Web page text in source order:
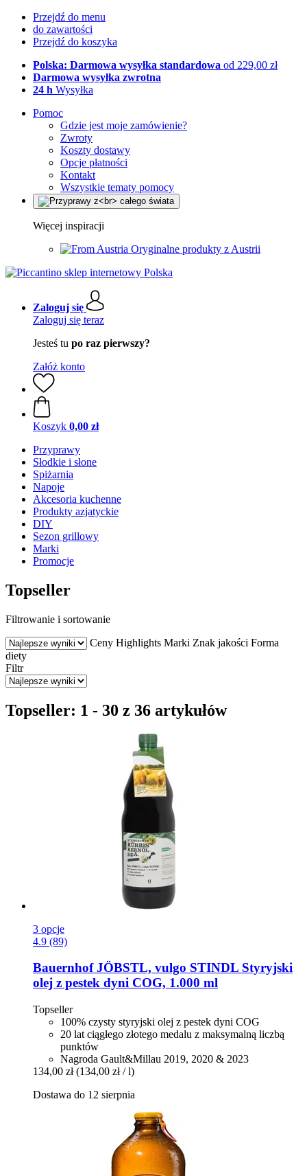
Przejdź do menu
do zawartości
Przejdź do koszyka
Polska: Darmowa wysyłka standardowa od 229,00 zł
Darmowa wysyłka zwrotna
24 h Wysyłka
Pomoc
Gdzie jest moje zamówienie?
Zwroty
Koszty dostawy
Opcje płatności
Kontakt
Wszystkie tematy pomocy
Więcej inspiracji
Oryginalne produkty z Austrii
Zaloguj się
Zaloguj się teraz
Jesteś tu po raz pierwszy?
Załóż konto
Koszyk 0,00 zł
Przyprawy
Słodkie i słone
Spiżarnia
Napoje
Akcesoria kuchenne
Produkty azjatyckie
DIY
Sezon grillowy
Marki
Promocje
Topseller
Filtrowanie i sortowanie
Ceny Highlights Marki Znak jakości Forma
diety
Filtr
Topseller: 1 - 30 z 36 artykułów
3 opcje
4.9 (89)
Bauernhof JÖBSTL, vulgo STINDL Styryjski
olej z pestek dyni COG, 1.000 ml
Topseller
100% czysty styryjski olej z pestek dyni COG
20 lat ciągłego złotego medalu z maksymalną liczbą
punktów
Nagroda Gault&Millau 2019, 2020 & 2023
134,00 zł (134,00 zł / l)
Dostawa do 12 sierpnia